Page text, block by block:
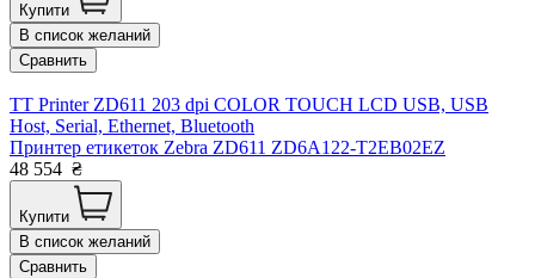
Купити
В список желаний
Сравнить
TT Printer ZD611 203 dpi COLOR TOUCH LCD USB, USB
Host, Serial, Ethernet, Bluetooth
Принтер етикеток Zebra ZD611 ZD6A122-T2EB02EZ
48 554 ₴
Купити
В список желаний
Сравнить